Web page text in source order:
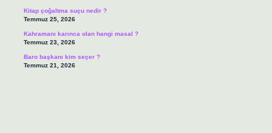
Kitap çoğaltma suçu nedir ?
Temmuz 25, 2026
Kahramanı karınca olan hangi masal ?
Temmuz 23, 2026
Baro başkanı kim seçer ?
Temmuz 21, 2026